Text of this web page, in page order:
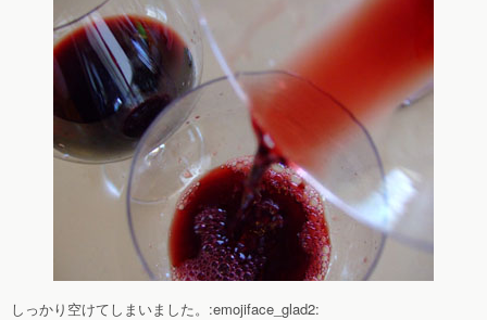
しっかり空けてしまいました。:emojiface_glad2: